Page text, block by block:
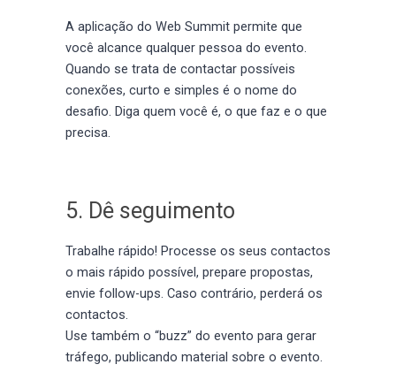
A aplicação do Web Summit permite que
você alcance qualquer pessoa do evento.
Quando se trata de contactar possíveis
conexões, curto e simples é o nome do
desafio. Diga quem você é, o que faz e o que
precisa.
5. Dê seguimento
Trabalhe rápido! Processe os seus contactos
o mais rápido possível, prepare propostas,
envie follow-ups. Caso contrário, perderá os
contactos.
Use também o “buzz” do evento para gerar
tráfego, publicando material sobre o evento.